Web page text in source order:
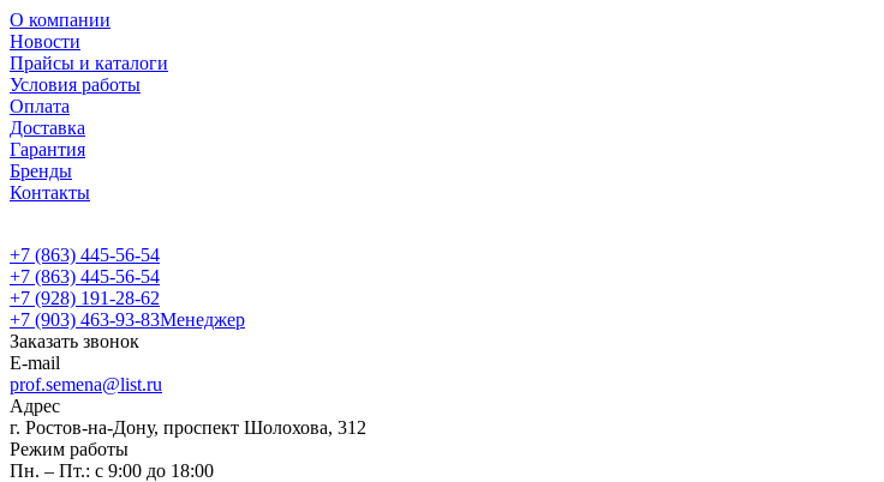
О компании
Новости
Прайсы и каталоги
Условия работы
Оплата
Доставка
Гарантия
Бренды
Контакты
+7 (863) 445-56-54
+7 (863) 445-56-54
+7 (928) 191-28-62
+7 (903) 463-93-83Менеджер
Заказать звонок
E-mail
prof.semena@list.ru
Адрес
г. Ростов-на-Дону, проспект Шолохова, 312
Режим работы
Пн. – Пт.: с 9:00 до 18:00